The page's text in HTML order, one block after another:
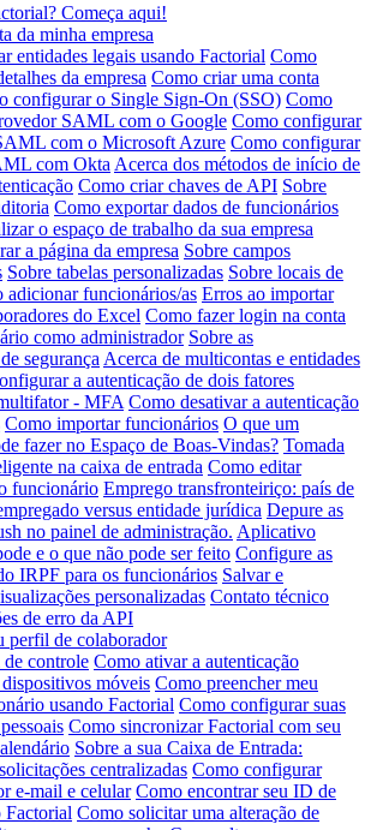
Começa aqui!
da minha empresa
entidades legais usando Factorial Como
da empresa Como criar uma conta
configurar o Single Sign-On (SSO) Como
SAML com o Google Como configurar
com o Microsoft Azure Como configurar
com Okta Acerca dos métodos de início de
Como criar chaves de API Sobre
Como exportar dados de funcionários
o espaço de trabalho da sua empresa
a página da empresa Sobre campos
Sobre tabelas personalizadas Sobre locais de
adicionar funcionários/as Erros ao importar
do Excel Como fazer login na conta
como administrador Sobre as
segurança Acerca de multicontas e entidades
a autenticação de dois fatores
- MFA Como desativar a autenticação
Como importar funcionários O que um
fazer no Espaço de Boas-Vindas? Tomada
na caixa de entrada Como editar
funcionário Emprego transfronteiriço: país de
versus entidade jurídica Depure as
no painel de administração. Aplicativo
e o que não pode ser feito Configure as
IRPF para os funcionários Salvar e
personalizadas Contato técnico
de erro da API
perfil de colaborador
de controle Como ativar a autenticação
móveis Como preencher meu
usando Factorial Como configurar suas
Como sincronizar Factorial com seu
Sobre a sua Caixa de Entrada:
centralizadas Como configurar
e-mail e celular Como encontrar seu ID de
Como solicitar uma alteração de